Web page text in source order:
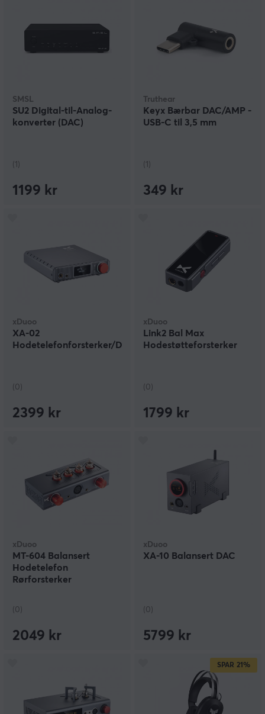
SMSL
SU2 Digital-til-Analog-
konverter (DAC)
(1)
1199 kr
Truthear
Keyx Bærbar DAC/AMP -
USB-C til 3,5 mm
(1)
349 kr
xDuoo
XA-02
Hodetelefonforsterker/DAC
(0)
2399 kr
xDuoo
Link2 Bal Max
Hodestøtteforsterker
(0)
1799 kr
xDuoo
MT-604 Balansert
Hodetelefon
Rørforsterker
(0)
2049 kr
xDuoo
XA-10 Balansert DAC
(0)
5799 kr
SPAR 21%